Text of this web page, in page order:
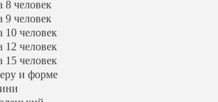
камер
8 человек
9 человек
10 человек
12 человек
15 человек
и форме